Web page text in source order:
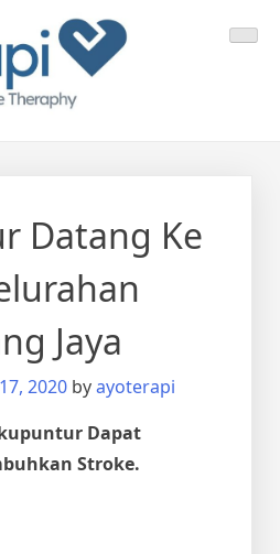
Datang Ke
Jaya
2020 byayoterapi
Dapat
Stroke.